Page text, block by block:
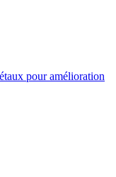
pour amélioration